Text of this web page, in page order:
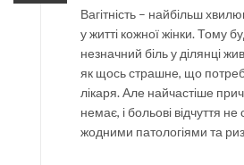
Вагітність – найбільш
у житті кожної жінки. Тому
незначний біль у ділянці
як щось страшне, що
лікаря. Але найчастіше
немає, і больові відчуття
жодними патологіями та